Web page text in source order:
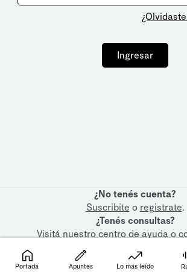
Ingresar
¿No tenés cuenta?
Suscribite o registrate.
¿Tenés consultas?
Visitá nuestrocentro de ayudao
Portada Apuntes Lo más leído